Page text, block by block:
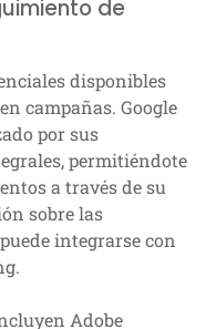
de
disponibles
campañas. Google
por sus
permitiéndote
a través de su
sobre las
integrarse con
Adobe